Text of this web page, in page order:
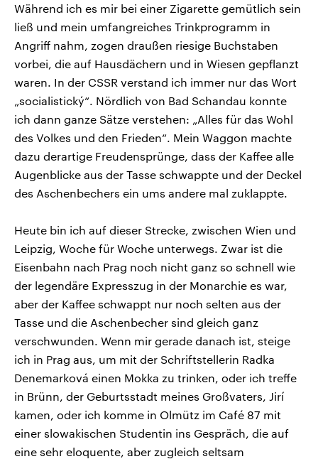
Während ich es mir bei einer Zigarette gemütlich sein
ließ und mein umfangreiches Trinkprogramm in
Angriff nahm, zogen draußen riesige Buchstaben
vorbei, die auf Hausdächern und in Wiesen gepflanzt
waren. In der CSSR verstand ich immer nur das Wort
„socialistický“. Nördlich von Bad Schandau konnte
ich dann ganze Sätze verstehen: „Alles für das Wohl
des Volkes und den Frieden“. Mein Waggon machte
dazu derartige Freudensprünge, dass der Kaffee alle
Augenblicke aus der Tasse schwappte und der Deckel
des Aschenbechers ein ums andere mal zuklappte.
Heute bin ich auf dieser Strecke, zwischen Wien und
Leipzig, Woche für Woche unterwegs. Zwar ist die
Eisenbahn nach Prag noch nicht ganz so schnell wie
der legendäre Expresszug in der Monarchie es war,
aber der Kaffee schwappt nur noch selten aus der
Tasse und die Aschenbecher sind gleich ganz
verschwunden. Wenn mir gerade danach ist, steige
ich in Prag aus, um mit der Schriftstellerin Radka
Denemarková einen Mokka zu trinken, oder ich treffe
in Brünn, der Geburtsstadt meines Großvaters, Jirí
kamen, oder ich komme in Olmütz im Café 87 mit
einer slowakischen Studentin ins Gespräch, die auf
eine sehr eloquente, aber zugleich seltsam